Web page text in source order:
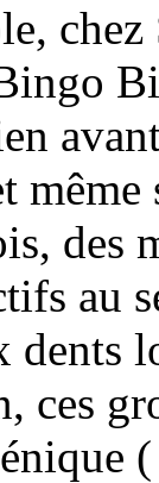
des
au
dents
ces